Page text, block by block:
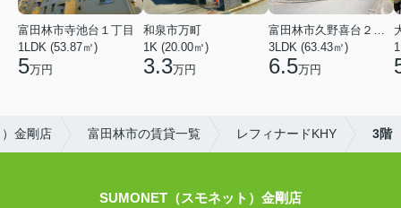
富田林市寺池台１丁目
1LDK (53.87㎡)
5万円
和泉市万町
1K (20.00㎡)
3.3万円
3LDK (63.43㎡)
6.5万円
金剛店 富田林市の賃貸一覧 レフィナードKHY 3階
SUMONET（スモネット）金剛店